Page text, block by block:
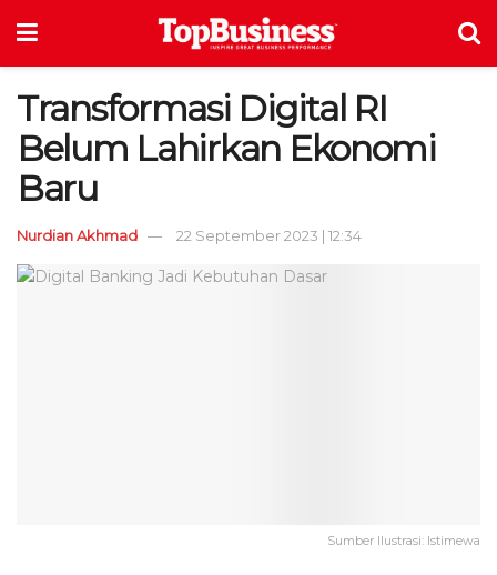
Transformasi Digital RI
Belum Lahirkan Ekonomi
Baru
Nurdian Akhmad 22 September 2023 | 12:34
Sumber Ilustrasi: Istimewa